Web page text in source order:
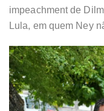
impeachment de
Lula, em quem Ney